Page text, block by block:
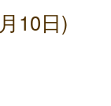
10日)